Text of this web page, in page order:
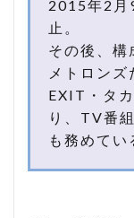
2015年2月
止。
その後、構
メトロンズ
EXIT・タ
り、TV番
も務めてい